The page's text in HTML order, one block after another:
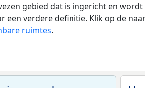
gebied dat is ingericht en
een verdere definitie. Klik op de
ruimtes.